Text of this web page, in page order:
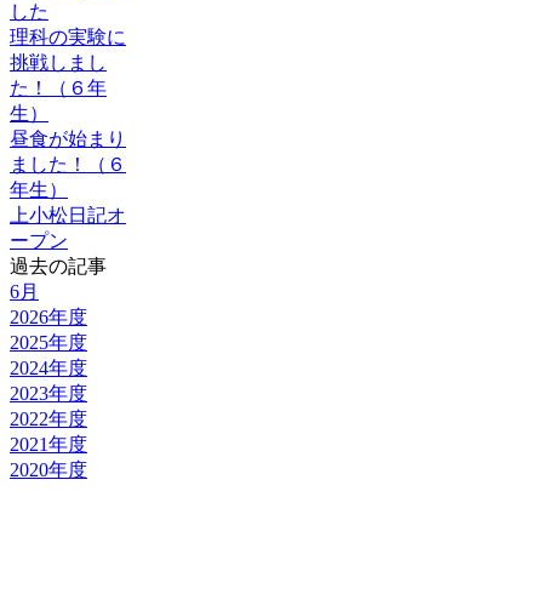
した
理科の実験に
挑戦しまし
た！（６年
生）
昼食が始まり
ました！（６
年生）
上小松日記オ
ープン
過去の記事
6月
2026年度
2025年度
2024年度
2023年度
2022年度
2021年度
2020年度